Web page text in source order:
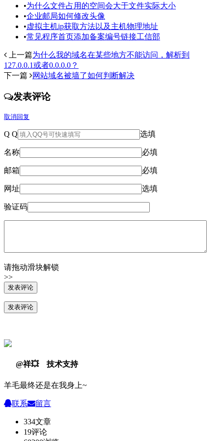
•为什么文件占用的空间会大于文件实际大小
•企业邮局如何修改头像
•虚拟主机ip获取方法以及主机物理地址
•常见程序首页添加备案编号链接工信部
上一篇为什么我的域名在某些地方不能访问，解析到
127.0.0.1或者0.0.0.0？
下一篇
网站域名被墙了如何判断解决
发表评论
取消回复
Q Q 选填
名称 必填
邮箱 必填
网址 选填
验证码
请拖动滑块解锁
>>
@祥💥 技术支持
羊毛最终还是在我身上~
联系 留言
334文章
19评论